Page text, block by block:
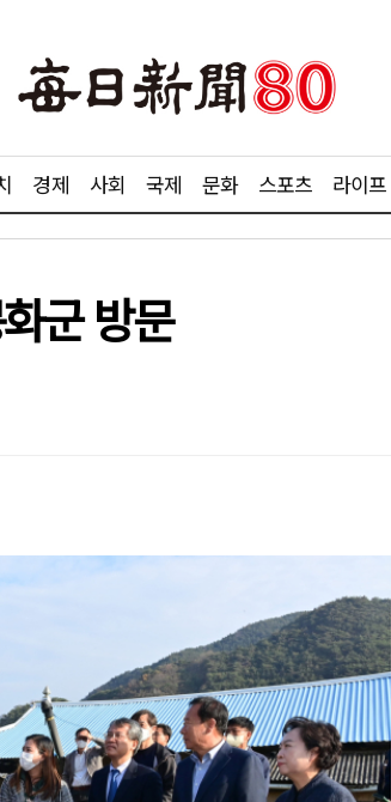
경제 사회 국제 문화 스포츠 라이프
군 방문